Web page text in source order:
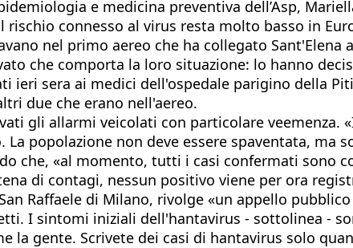
e medicina preventiva dell’Asp,
connesso al virus resta molto basso in
nel primo aereo che ha collegato Sant'Elena
che comporta la loro situazione: lo hanno
ieri sera ai medici dell'ospedale parigino della
due che erano nell'aereo.
gli allarmi veicolati con particolare veemenza.
popolazione non deve essere spaventata, ma
che, «al momento, tutti i casi confermati sono
di contagi, nessun positivo viene per ora
Raffaele di Milano, rivolge «un appello
I sintomi iniziali dell'hantavirus - sottolinea -
la gente. Scrivete dei casi di hantavirus solo